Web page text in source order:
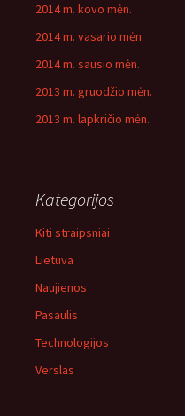
2014 m. kovo mėn.
2014 m. vasario mėn.
2014 m. sausio mėn.
2013 m. gruodžio mėn.
2013 m. lapkričio mėn.
Kategorijos
Kiti straipsniai
Lietuva
Naujienos
Pasaulis
Technologijos
Verslas